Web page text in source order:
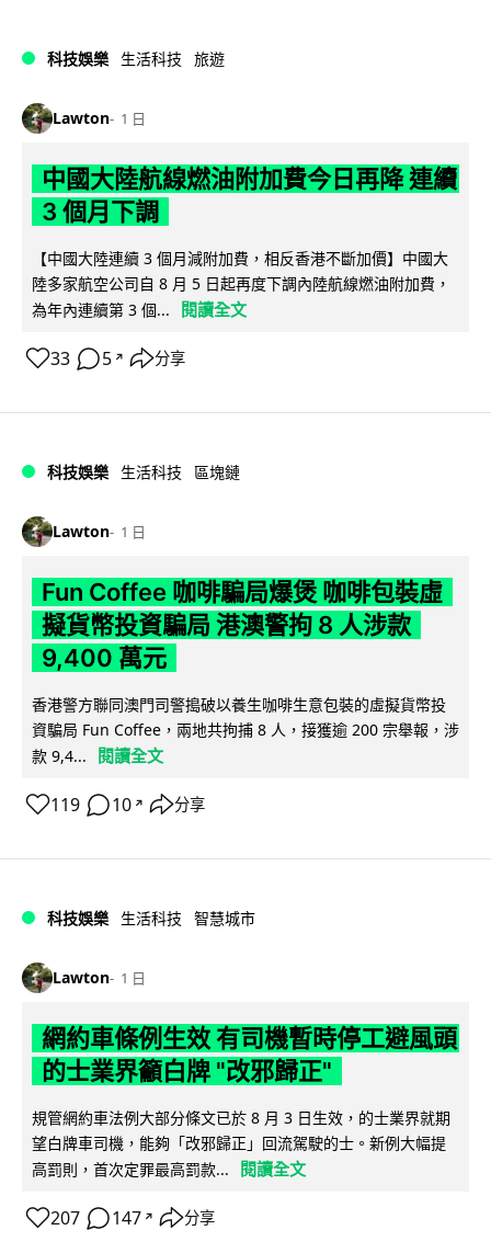
科技娛樂 生活科技 旅遊
Lawton 1 日
中國大陸航線燃油附加費今日再降 連續
3 個月下調
【中國大陸連續 3 個月減附加費，相反香港不斷加價】中國大
陸多家航空公司自 8 月 5 日起再度下調內陸航線燃油附加費，
為年內連續第 3 個...
閱讀全文
33 5 ↗ 分享
科技娛樂 生活科技 區塊鏈
Lawton 1 日
Fun Coffee 咖啡騙局爆煲 咖啡包裝虛
擬貨幣投資騙局 港澳警拘 8 人涉款
9,400 萬元
香港警方聯同澳門司警搗破以養生咖啡生意包裝的虛擬貨幣投
資騙局 Fun Coffee，兩地共拘捕 8 人，接獲逾 200 宗舉報，涉
款 9,4...
閱讀全文
119 10 ↗ 分享
科技娛樂 生活科技 智慧城市
Lawton 1 日
網約車條例生效 有司機暫時停工避風頭
的士業界籲白牌 "改邪歸正"
規管網約車法例大部分條文已於 8 月 3 日生效，的士業界就期
望白牌車司機，能夠「改邪歸正」回流駕駛的士。新例大幅提
高罰則，首次定罪最高罰款...
閱讀全文
207 147 ↗ 分享